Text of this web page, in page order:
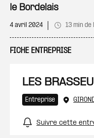
le Bordelais
4 avril 2024 13 min
FICHE ENTREPRISE
LES
Entreprise
Suivre cette